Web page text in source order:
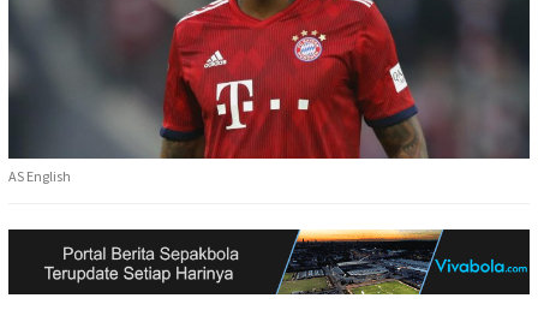
AS English